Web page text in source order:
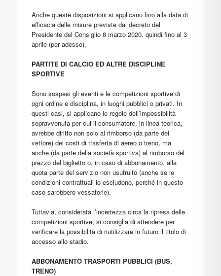
Anche queste disposizioni si applicano fino alla data di
efficacia delle misure previste dal decreto del
Presidente del Consiglio 8 marzo 2020, quindi fino al 3
aprile (per adesso).
PARTITE DI CALCIO ED ALTRE DISCIPLINE
SPORTIVE
Sono sospesi gli eventi e le competizioni sportive di
ogni ordine e disciplina, in luoghi pubblici o privati. In
questi casi, si applicano le regole dell’impossibilità
sopravvenuta per cui il consumatore, in linea teorica,
avrebbe diritto non solo al rimborso (da parte del
vettore) dei costi di trasferta di aereo o treno, ma
anche (da parte della società sportiva) al rimborso del
prezzo del biglietto o, in caso di abbonamento, alla
quota parte del servizio non usufruito (anche se le
condizioni contrattuali lo escludono, perché in questo
caso sarebbero vessatorie).
Tuttavia, considerata l’incertezza circa la ripresa delle
competizioni sportive, si consiglia di attendere per
verificare la possibilità di riutilizzare in futuro il titolo di
accesso allo stadio.
ABBONAMENTO TRASPORTI PUBBLICI (BUS,
TRENO)